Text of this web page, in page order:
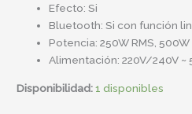
Efecto: Si
Bluetooth: Si con función
Potencia: 250W RMS,
Alimentación: 220V/240V ~
Disponibilidad:1 disponibles